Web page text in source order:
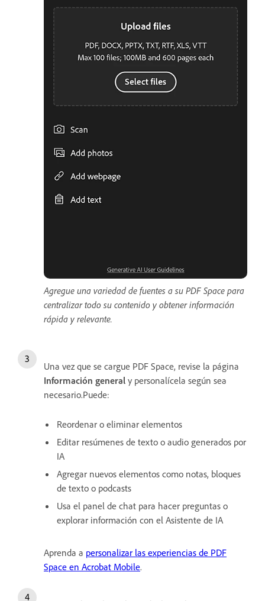
Agregue una variedad de fuentes a su PDF Space para
centralizar todo su contenido y obtener información
rápida y relevante.
Una vez que se cargue PDF Space, revise la página
Información general y personalícela según sea
necesario.Puede:
Reordenar o eliminar elementos
Editar resúmenes de texto o audio generados por
IA
Agregar nuevos elementos como notas, bloques
de texto o podcasts
Usa el panel de chat para hacer preguntas o
explorar información con el Asistente de IA
Aprenda a personalizar las experiencias de PDF
Space en Acrobat Mobile.